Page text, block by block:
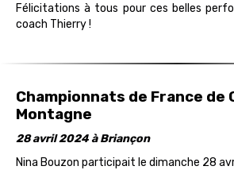
Félicitations à tous pour ces belles
coach Thierry !
Championnats de France de
Montagne
28 avril 2024 à Briançon
Nina Bouzon participait le dimanche 28